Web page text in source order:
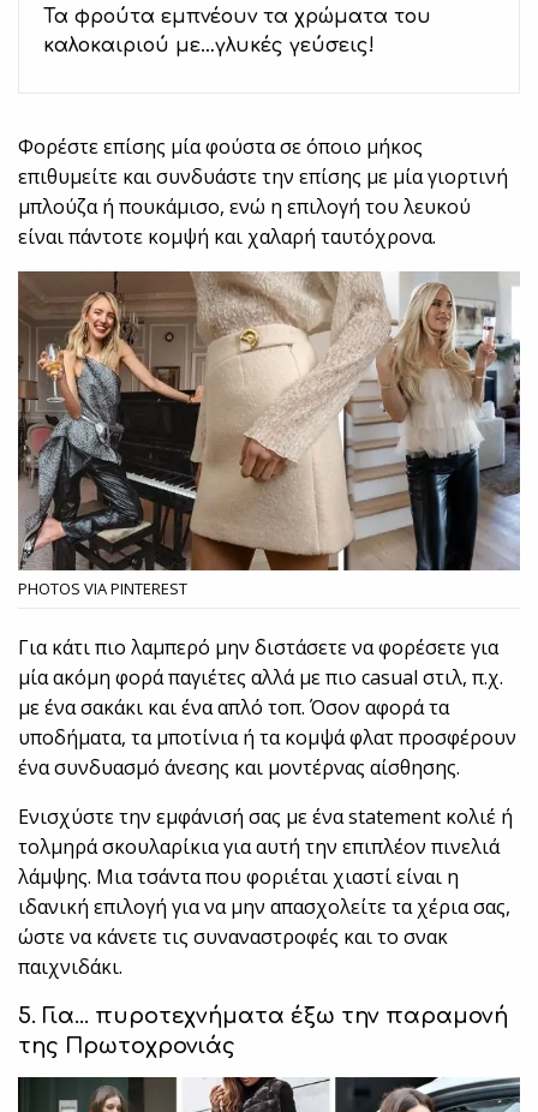
Τα φρούτα εμπνέουν τα χρώματα του
καλοκαιριού με…γλυκές γεύσεις!
Φορέστε επίσης μία φούστα σε όποιο μήκος
επιθυμείτε και συνδυάστε την επίσης με μία γιορτινή
μπλούζα ή πουκάμισο, ενώ η επιλογή του λευκού
είναι πάντοτε κομψή και χαλαρή ταυτόχρονα.
PHOTOS VIA PINTEREST
Για κάτι πιο λαμπερό μην διστάσετε να φορέσετε για
μία ακόμη φορά παγιέτες αλλά με πιο casual στιλ, π.χ.
με ένα σακάκι και ένα απλό τοπ. Όσον αφορά τα
υποδήματα, τα μποτίνια ή τα κομψά φλατ προσφέρουν
ένα συνδυασμό άνεσης και μοντέρνας αίσθησης.
Ενισχύστε την εμφάνισή σας με ένα statement κολιέ ή
τολμηρά σκουλαρίκια για αυτή την επιπλέον πινελιά
λάμψης. Μια τσάντα που φοριέται χιαστί είναι η
ιδανική επιλογή για να μην απασχολείτε τα χέρια σας,
ώστε να κάνετε τις συναναστροφές και το σνακ
παιχνιδάκι.
5. Για… πυροτεχνήματα έξω την παραμονή
της Πρωτοχρονιάς